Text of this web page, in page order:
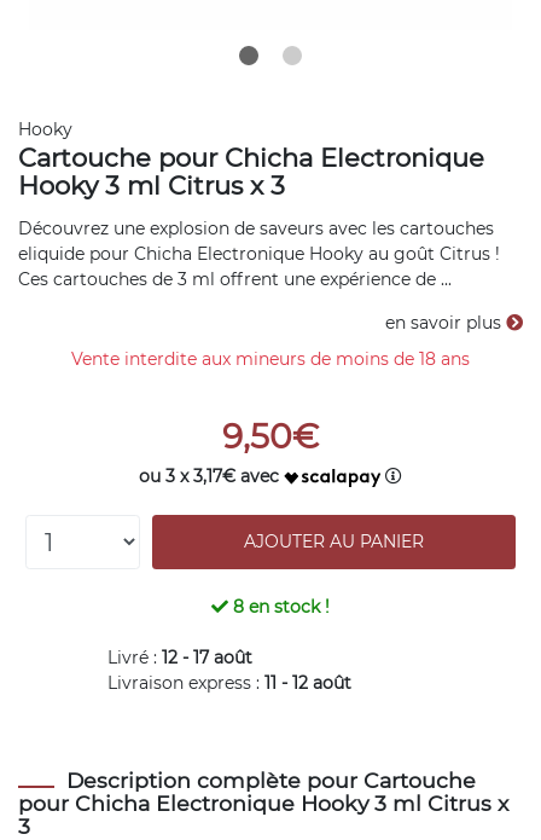
Hooky
Cartouche pour Chicha Electronique
Hooky 3 ml Citrus x 3
Découvrez une explosion de saveurs avec les cartouches
eliquide pour Chicha Electronique Hooky au goût Citrus !
Ces cartouches de 3 ml offrent une expérience de ...
en savoir plus
Vente interdite aux mineurs de moins de 18 ans
9,50€
ou 3 x 3,17€ avec
8 en stock !
Livré : 12 - 17 août
Livraison express : 11 - 12 août
Description complète pour Cartouche
pour Chicha Electronique Hooky 3 ml Citrus x
3